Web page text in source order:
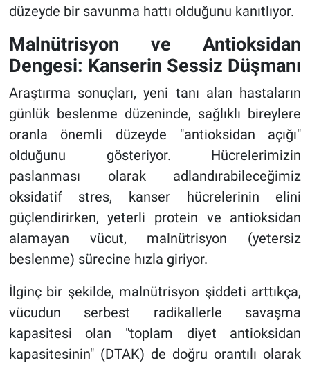
düzeyde bir savunma hattı olduğunu kanıtlıyor.
Malnütrisyon ve Antioksidan
Dengesi: Kanserin Sessiz Düşmanı
Araştırma sonuçları, yeni tanı alan hastaların
günlük beslenme düzeninde, sağlıklı bireylere
oranla önemli düzeyde "antioksidan açığı"
olduğunu gösteriyor. Hücrelerimizin
paslanması olarak adlandırabileceğimiz
oksidatif stres, kanser hücrelerinin elini
güçlendirirken, yeterli protein ve antioksidan
alamayan vücut, malnütrisyon (yetersiz
beslenme) sürecine hızla giriyor.
İlginç bir şekilde, malnütrisyon şiddeti arttıkça,
vücudun serbest radikallerle savaşma
kapasitesi olan "toplam diyet antioksidan
kapasitesinin" (DTAK) de doğru orantılı olarak